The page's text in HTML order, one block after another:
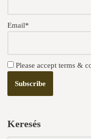
Email*
Please accept terms &
Keresés